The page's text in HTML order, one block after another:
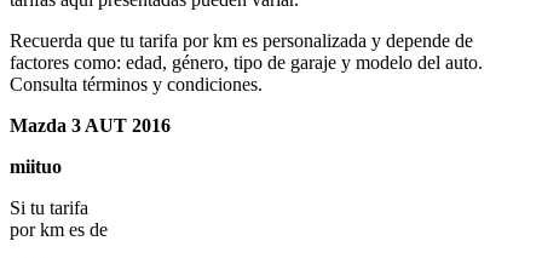
Recuerda que tu tarifa por km es personalizada y depende de
factores como: edad, género, tipo de garaje y modelo del auto.
Consulta términos y condiciones.
Mazda 3 AUT 2016
miituo
Si tu tarifa
por km es de